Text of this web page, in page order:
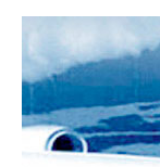
Taxi-
Transfer.fr